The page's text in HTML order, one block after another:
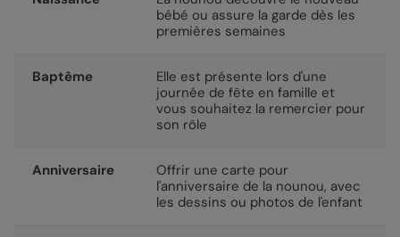
bébé ou assure la garde dès les
premières semaines
Baptême
Elle est présente lors d'une
journée de fête en famille et
vous souhaitez la remercier pour
son rôle
Anniversaire
Offrir une carte pour
l'anniversaire de la nounou, avec
les dessins ou photos de l'enfant